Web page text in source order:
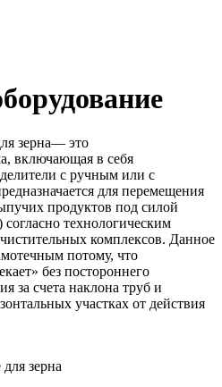
зерна— это
включающая в себя
с ручным или c
для перемещения
продуктов под силой
согласно технологическим
комплексов. Данное
потому, что
без постороннего
за счета наклона труб и
участках от действия